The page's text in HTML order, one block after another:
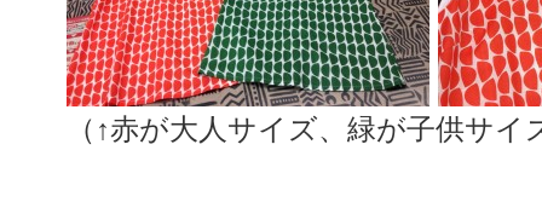
（↑赤が大人サイズ、緑が子供サイ